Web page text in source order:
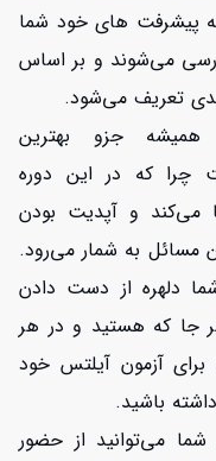
پیشرفت های خود شما
می‌شوند و بر اساس
تعریف می‌شود.
همیشه جزو بهترین
چرا که در این دوره
می‌کند و آپدیت بودن
مسائل به شمار می‌رود.
دلهره از دست دادن
جا که هستید و در هر
برای آزمون آیلتس خود
باشید.
شما می‌توانید از حضور